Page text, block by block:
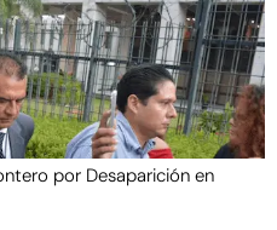
por Desaparición en